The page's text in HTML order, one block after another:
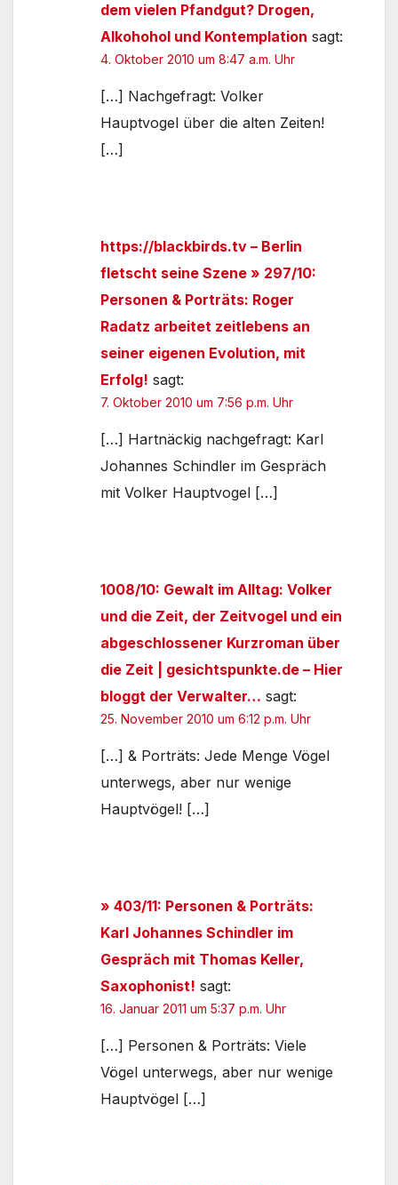
dem vielen Pfandgut? Drogen,
Alkohohol und Kontemplation sagt:
4. Oktober 2010 um 8:47 a.m. Uhr
[…] Nachgefragt: Volker
Hauptvogel über die alten Zeiten!
[…]
https://blackbirds.tv – Berlin
fletscht seine Szene » 297/10:
Personen & Porträts: Roger
Radatz arbeitet zeitlebens an
seiner eigenen Evolution, mit
Erfolg! sagt:
7. Oktober 2010 um 7:56 p.m. Uhr
[…] Hartnäckig nachgefragt: Karl
Johannes Schindler im Gespräch
mit Volker Hauptvogel […]
1008/10: Gewalt im Alltag: Volker
und die Zeit, der Zeitvogel und ein
abgeschlossener Kurzroman über
die Zeit | gesichtspunkte.de – Hier
bloggt der Verwalter… sagt:
25. November 2010 um 6:12 p.m. Uhr
[…] & Porträts: Jede Menge Vögel
unterwegs, aber nur wenige
Hauptvögel! […]
» 403/11: Personen & Porträts:
Karl Johannes Schindler im
Gespräch mit Thomas Keller,
Saxophonist! sagt:
16. Januar 2011 um 5:37 p.m. Uhr
[…] Personen & Porträts: Viele
Vögel unterwegs, aber nur wenige
Hauptvögel […]